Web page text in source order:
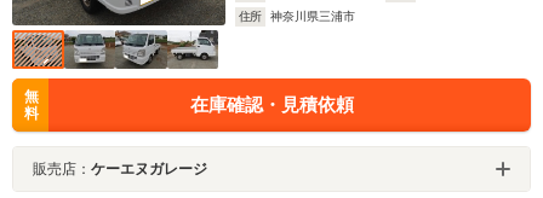
住所
神奈川県三浦市
無
料
在庫確認・見積依頼
販売店： ケーエヌガレージ